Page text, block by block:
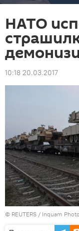
НАТО
10:18 20.03.2017
© REUTERS / Inquam